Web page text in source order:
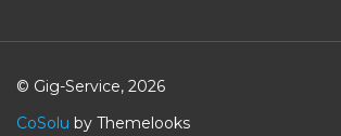
© Gig-Service, 2026
CoSolu by Themelooks